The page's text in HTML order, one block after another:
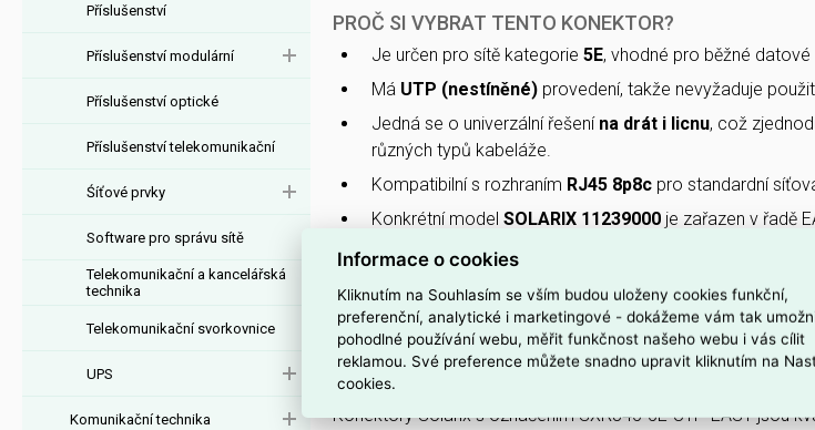
Příslušenství
Příslušenství modulární
Příslušenství optické
Příslušenství telekomunikační
Śíťové prvky
Software pro správu sítě
Telekomunikační a kancelářská
technika
Telekomunikační svorkovnice
UPS
Komunikační technika
PROČ SI VYBRAT TENTO KONEKTOR?
Je určen pro sítě kategorie 5E, vhodné pro běžné
Má UTP (nestíněné) provedení, takže nevyžaduje
Jedná se o univerzální řešení na drát i licnu, což
různých typů kabeláže.
Kompatibilní s rozhraním RJ45 8p8c pro standardní
Konkrétní model SOLARIX 11239000 je zařazen v řadě
Interní název produktu
Konektor CAT5E UTP 8p8c RJ45 UNI
Podrobný popis produktu
Konektory Solarix s označením SXRJ45-5E-UTP-EASY jsou
Informace o cookies
Kliknutím na Souhlasím se vším budou uloženy cookies funkční,
preferenční, analytické i marketingové - dokážeme vám tak
pohodlné používání webu, měřit funkčnost našeho webu i vás cílit
reklamou. Své preference můžete snadno upravit kliknutím na
cookies.